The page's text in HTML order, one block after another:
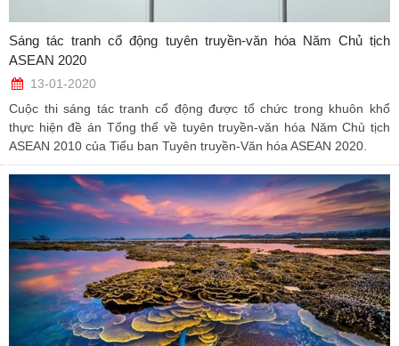
Sáng tác tranh cổ động tuyên truyền-văn hóa Năm Chủ tịch
ASEAN 2020
13-01-2020
Cuộc thi sáng tác tranh cổ động được tổ chức trong khuôn khổ
thực hiện đề án Tổng thể về tuyên truyền-văn hóa Năm Chủ tịch
ASEAN 2010 của Tiểu ban Tuyên truyền-Văn hóa ASEAN 2020.